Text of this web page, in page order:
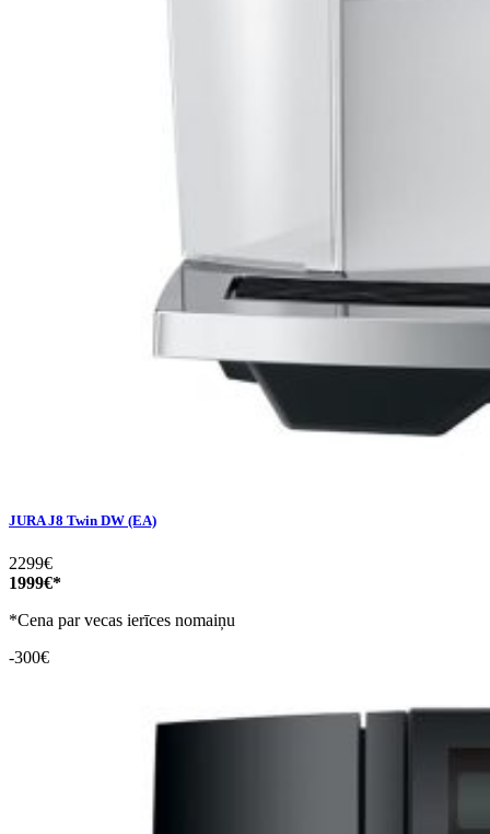
JURA J8 Twin DW (EA)
2299€
1999€*
*Cena par vecas ierīces nomaiņu
-300€